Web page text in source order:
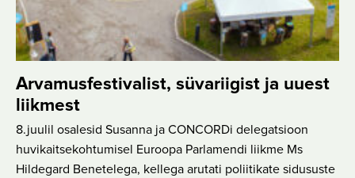
Arvamusfestivalist, süvariigist ja uuest
liikmest
8.juulil osalesid Susanna ja CONCORDi delegatsioon
huvikaitsekohtumisel Euroopa Parlamendi liikme Ms
Hildegard Benetelega, kellega arutati poliitikate sidususte